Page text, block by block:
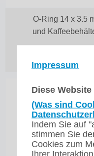
Impressum
Diese
(Was sind
Indem Sie auf
stimmen Sie
Cookies zum
Ihrer
O-Ring 14 x 3.5
und
zzgl. 19%